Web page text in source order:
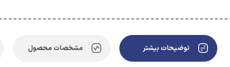
توضیحات بیشتر مشخصات محصول